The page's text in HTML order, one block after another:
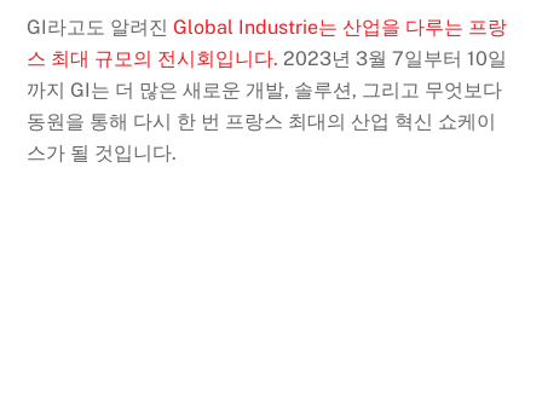
GI라고도 알려진 Global Industrie는 산업을 다루는 프랑
스 최대 규모의 전시회입니다.2023년 3월 7일부터 10일
까지 GI는 더 많은 새로운 개발, 솔루션, 그리고 무엇보다
동원을 통해 다시 한 번 프랑스 최대의 산업 혁신 쇼케이
스가 될 것입니다.